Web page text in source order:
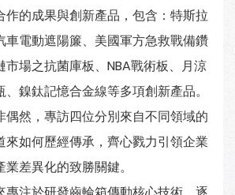
作的成果與創新產品，包含：特斯拉
車電動遮陽簾、美國軍方急救戰備鑽
市場之抗菌庫板、NBA戰術板、月涼
鎳鈦記憶合金線等多項創新產品。
偶然，專訪四位分別來自不同領域的
來如何歷經傳承，齊心戮力引領企業
差異化的致勝關鍵。